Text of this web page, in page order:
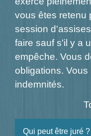
vous êtes retenu
session
faire sauf s'il y a
empêche. Vous
obligations.
indemnités.
Qui peut être juré ?